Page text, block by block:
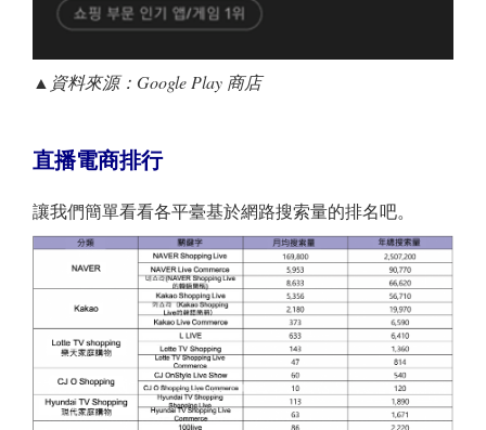
▲資料來源： Google Play 商店
直播電商排行
讓我們簡單看看各平臺基於網路搜索量的排名吧。